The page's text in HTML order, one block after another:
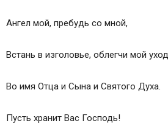
Ангел мой, пребудь со мной,
Встань в изголовье, облегчи мой
Во имя Отца и Сына и Святого Духа.
Пусть хранит Вас Господь!